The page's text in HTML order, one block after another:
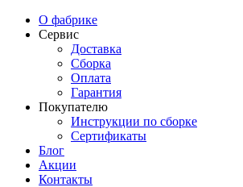
О фабрике
Сервис
Доставка
Сборка
Оплата
Гарантия
Покупателю
Инструкции по сборке
Сертификаты
Блог
Акции
Контакты